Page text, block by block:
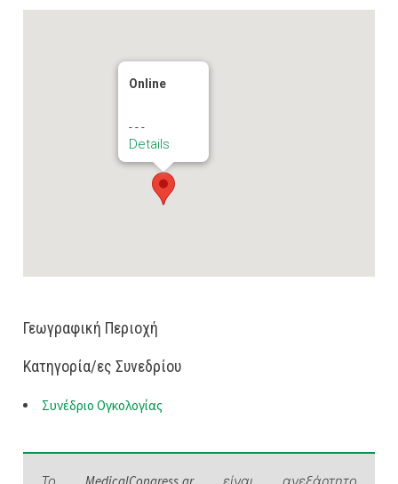
Online
- - -
Details
Γεωγραφική Περιοχή
Κατηγορία/ες Συνεδρίου
Συνέδριο Ογκολογίας